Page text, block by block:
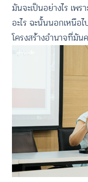
มันจะเป็นอย่างไร เพร
อะไร ฉะนั้นนอกเหนือ
โครงสร้างอำนาจที่มัน